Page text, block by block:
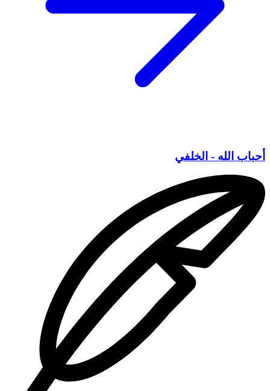
أحباب الله - الخلفي